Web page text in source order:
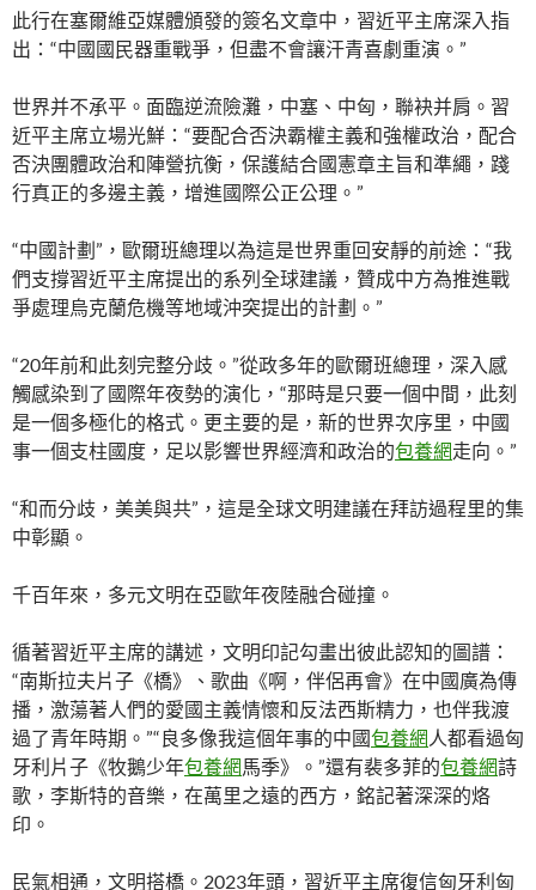
此行在塞爾維亞媒體頒發的簽名文章中，習近平主席深入指
出：“中國國民器重戰爭，但盡不會讓汗青喜劇重演。”
世界并不承平。面臨逆流險灘，中塞、中匈，聯袂并肩。習
近平主席立場光鮮：“要配合否決霸權主義和強權政治，配合
否決團體政治和陣營抗衡，保護結合國憲章主旨和準繩，踐
行真正的多邊主義，增進國際公正公理。”
“中國計劃”，歐爾班總理以為這是世界重回安靜的前途：“我
們支撐習近平主席提出的系列全球建議，贊成中方為推進戰
爭處理烏克蘭危機等地域沖突提出的計劃。”
“20年前和此刻完整分歧。”從政多年的歐爾班總理，深入感
觸感染到了國際年夜勢的演化，“那時是只要一個中間，此刻
是一個多極化的格式。更主要的是，新的世界次序里，中國
事一個支柱國度，足以影響世界經濟和政治的包養網走向。”
“和而分歧，美美與共”，這是全球文明建議在拜訪過程里的集
中彰顯。
千百年來，多元文明在亞歐年夜陸融合碰撞。
循著習近平主席的講述，文明印記勾畫出彼此認知的圖譜：
“南斯拉夫片子《橋》、歌曲《啊，伴侶再會》在中國廣為傳
播，激蕩著人們的愛國主義情懷和反法西斯精力，也伴我渡
過了青年時期。”“良多像我這個年事的中國包養網人都看過匈
牙利片子《牧鵝少年包養網馬季》。”還有裴多菲的包養網詩
歌，李斯特的音樂，在萬里之遠的西方，銘記著深深的烙
印。
民氣相通，文明搭橋。2023年頭，習近平主席復信匈牙利匈